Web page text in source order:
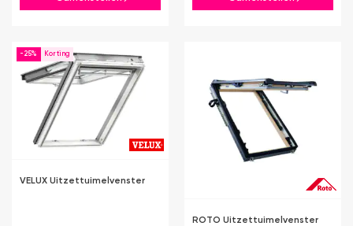
-25%
VELUX Uitzettuimelvenster
ROTO Uitzettuimelvenster